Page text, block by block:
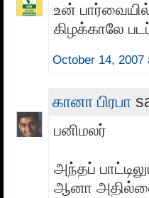
உன்
கிழக்காலே
October 14, 2007
கானா பிரபா
பனிமலர்
அந்தப்
ஆனா